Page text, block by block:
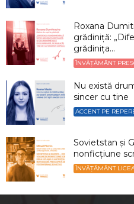
Roxana
grădiniță:
grădinița...
ÎNVĂȚĂMÂNT
Nu există
sincer cu tine
ACCENT PE
Sovietstan și
nonficțiune
ÎNVĂȚĂMÂNT